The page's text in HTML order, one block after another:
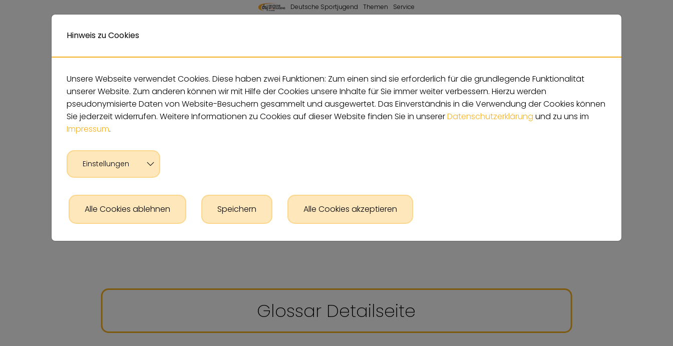
Deutsche Sportjugend Themen Service
Glossar Detailseite
Hinweis zu Cookies
Unsere Webseite verwendet Cookies. Diese haben zwei Funktionen: Zum einen sind sie erforderlich für die grundlegende Funktionalität
unserer Website. Zum anderen können wir mit Hilfe der Cookies unsere Inhalte für Sie immer weiter verbessern. Hierzu werden
pseudonymisierte Daten von Website-Besuchern gesammelt und ausgewertet. Das Einverständnis in die Verwendung der Cookies können
Sie jederzeit widerrufen. Weitere Informationen zu Cookies auf dieser Website finden Sie in unsererDatenschutzerklärung und zu uns im
Impressum.
Einstellungen
Alle Cookies ablehnen Speichern Alle Cookies akzeptieren